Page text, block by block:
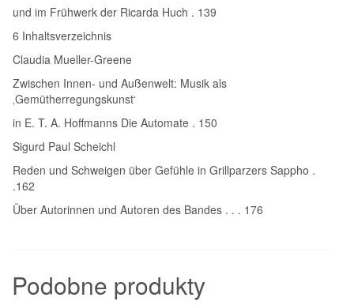
und im Frühwerk der Ricarda Huch . 139
6 Inhaltsverzeichnis
Claudia Mueller-Greene
Zwischen Innen- und Außenwelt: Musik als
‚Gemütherregungskunst‘
in E. T. A. Hoffmanns Die Automate . 150
Sigurd Paul Scheichl
Reden und Schweigen über Gefühle in Grillparzers Sappho .
.162
Über Autorinnen und Autoren des Bandes . . . 176
Podobne produkty